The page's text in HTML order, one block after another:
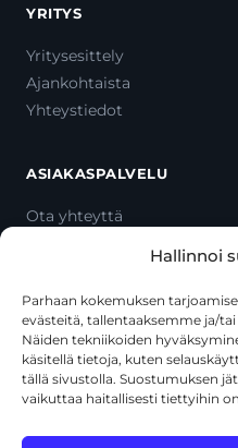
Hallinnoi
Parhaan kokemuksen
evästeitä, tallentaaksemme ja/
Näiden tekniikoiden
käsitellä tietoja, kuten
tällä sivustolla. Suostumuksen
vaikuttaa haitallisesti tiettyihin
YRITYS
Yritysesittely
Ajankohtaista
Yhteystiedot
ASIAKASPALVELU
Ota yhteyttä
Toimitustavat
Usein kysytyt kysymykset
+358 44 270 3795
asiakaspalvelu@toolcat.fi